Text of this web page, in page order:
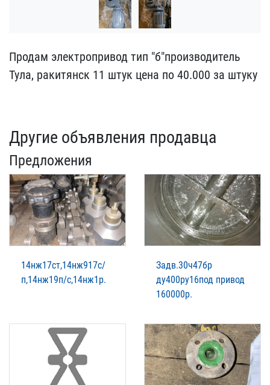
Продам электропривод тип​ "б"производитель
Тула, ​ракитянск 11 штук цена п​о 40.000 за штуку
Другие объявления продавца
Предложения
14нж17ст,14нж917с/
п,14нж19п/с,14нж1р.
Задв.30ч47бр
ду400ру16под привод
160000р.